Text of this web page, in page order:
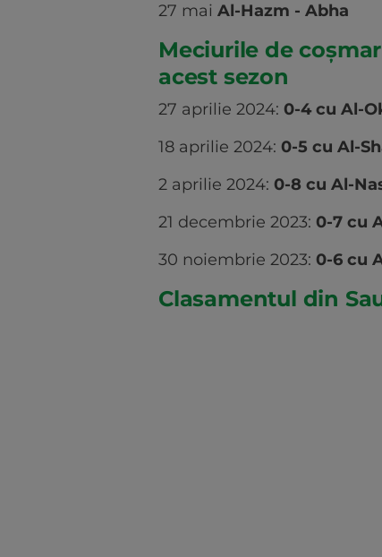
27 mai Al-Hazm - Abha
Meciurile de
acest sezon
27 aprilie 2024: 0-4 cu Al-
18 aprilie 2024: 0-5 cu Al-
2 aprilie 2024: 0-8 cu Al-
21 decembrie 2023: 0-7 cu
30 noiembrie 2023: 0-6 cu
Clasamentul din